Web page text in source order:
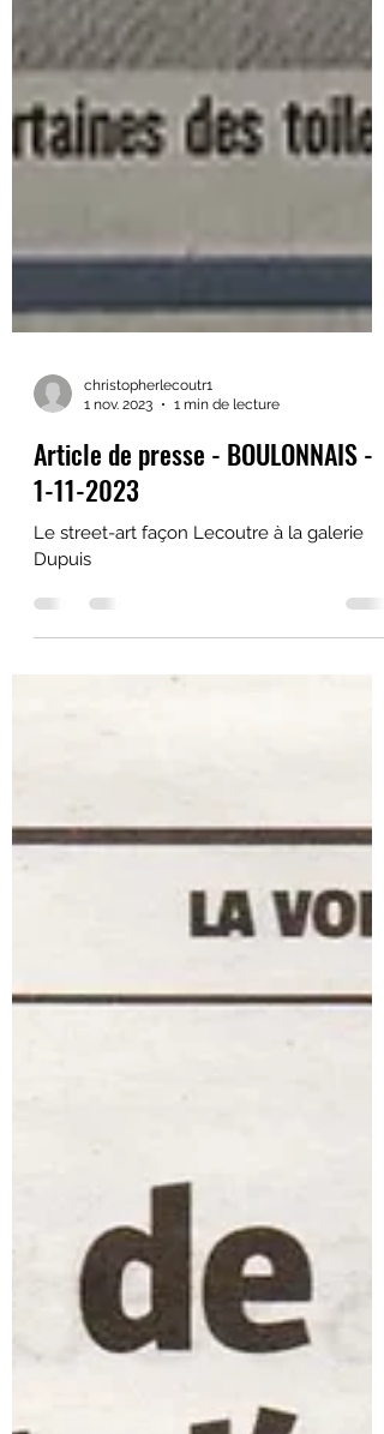
christopherlecoutr1
1 nov. 2023
1 min de lecture
Article de presse - BOULONNAIS -
1-11-2023
Dupuis